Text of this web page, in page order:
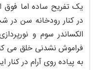
یک تفریح ساده اما فوق‌
در کنار رودخانه سن
الکساندر سوم و
فراموش‌ نشدنی خلق می‌
به پیاده‌ روی آرام در کنار